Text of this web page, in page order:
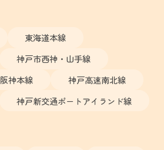
東海道本線
神戸市西神・山手線
阪神本線
神戸高速南北線
神戸新交通ポートアイランド線